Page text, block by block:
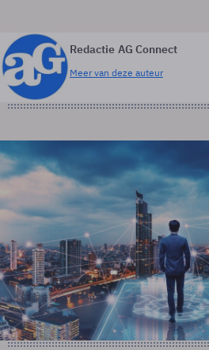
Redactie AG Connect
Meer van deze auteur